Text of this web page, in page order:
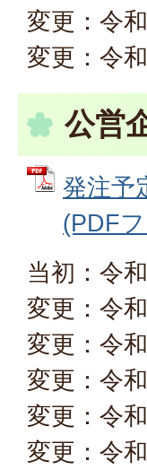
変更：令
変更：令
公営
発注予
(PDF
当初：令
変更：令
変更：令
変更：令
変更：令
変更：令